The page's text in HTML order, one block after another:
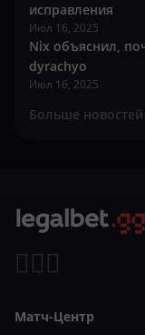
исправления
Июл 16, 2025
Nix объяснил,
dyrachyo
Июл 16, 2025
Больше новостей
Матч-Центр